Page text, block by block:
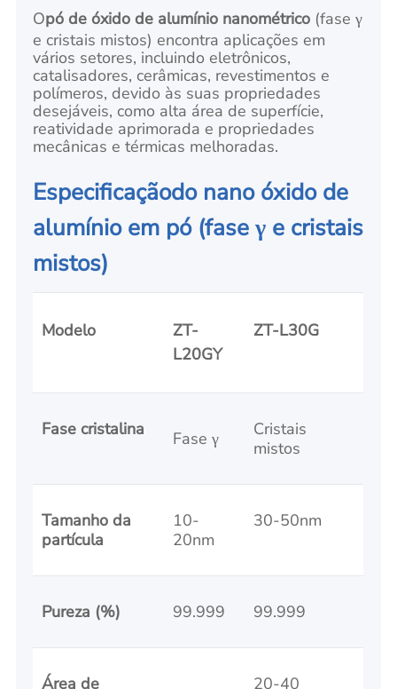
Opó de óxido de alumínio nanométrico (fase γ
e cristais mistos) encontra aplicações em
vários setores, incluindo eletrônicos,
catalisadores, cerâmicas, revestimentos e
polímeros, devido às suas propriedades
desejáveis, como alta área de superfície,
reatividade aprimorada e propriedades
mecânicas e térmicas melhoradas.
Especificaçãodo nano óxido de
alumínio em pó (fase γ e cristais
mistos)
Modelo
ZT-
L20GY
ZT-L30G
Fase cristalina Fase γ
Cristais
mistos
Tamanho da
partícula
10-
20nm
30-50nm
Pureza (%) 99.999 99.999
Área de
20-40